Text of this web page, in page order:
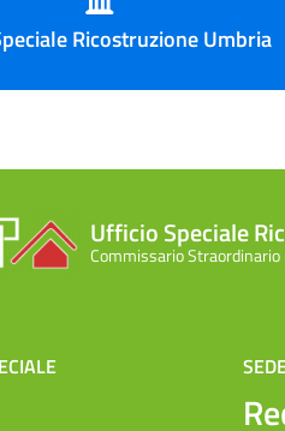
Ricostruzione Umbria
Ufficio Speciale
Commissario